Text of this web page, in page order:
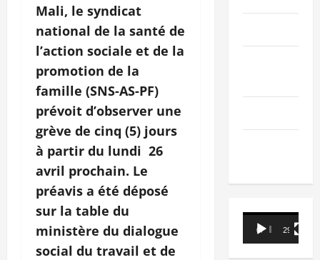
Mali, le syndicat
national de la santé de
l’action sociale et de la
promotion de la
famille (SNS-AS-PF)
prévoit d’observer une
grève de cinq (5) jours
à partir du lundi 26
avril prochain. Le
préavis a été déposé
sur la table du
ministère du dialogue
social du travail et de
Lecteur
vidéo
00:00 29:21